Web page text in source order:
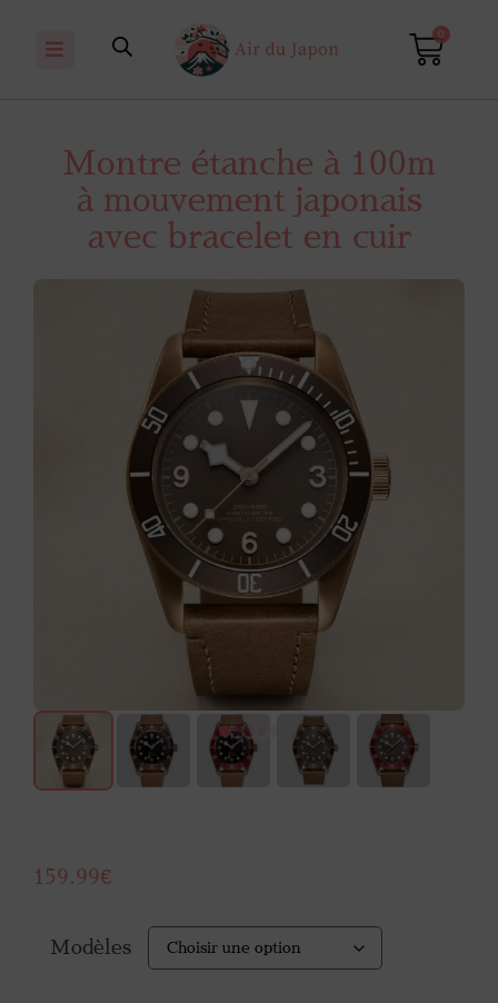
0
Montre étanche à 100m
à mouvement japonais
avec bracelet en cuir
159.99€
Modèles